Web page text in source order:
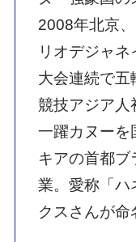
カヌースラロ
く分けて急
ム」と穏や
リント」があ
輪で初めて採
近年、主に
ースで開催
～25か所のゲ
は1艇ずつの